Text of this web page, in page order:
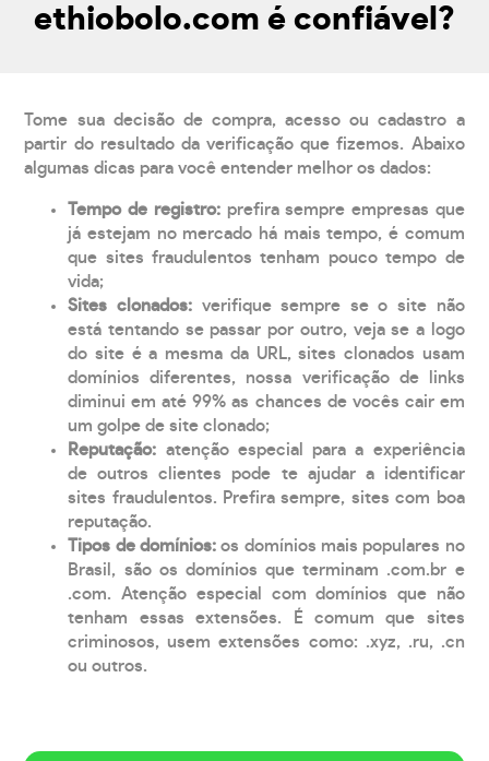
ethiobolo.com é confiável?
Tome sua decisão de compra, acesso ou cadastro a
partir do resultado da verificação que fizemos. Abaixo
algumas dicas para você entender melhor os dados:
Tempo de registro: prefira sempre empresas que
já estejam no mercado há mais tempo, é comum
que sites fraudulentos tenham pouco tempo de
vida;
Sites clonados: verifique sempre se o site não
está tentando se passar por outro, veja se a logo
do site é a mesma da URL, sites clonados usam
domínios diferentes, nossa verificação de links
diminui em até 99% as chances de vocês cair em
um golpe de site clonado;
Reputação: atenção especial para a experiência
de outros clientes pode te ajudar a identificar
sites fraudulentos. Prefira sempre, sites com boa
reputação.
Tipos de domínios:os domínios mais populares no
Brasil, são os domínios que terminam .com.br e
.com. Atenção especial com domínios que não
tenham essas extensões. É comum que sites
criminosos, usem extensões como: .xyz, .ru, .cn
ou outros.